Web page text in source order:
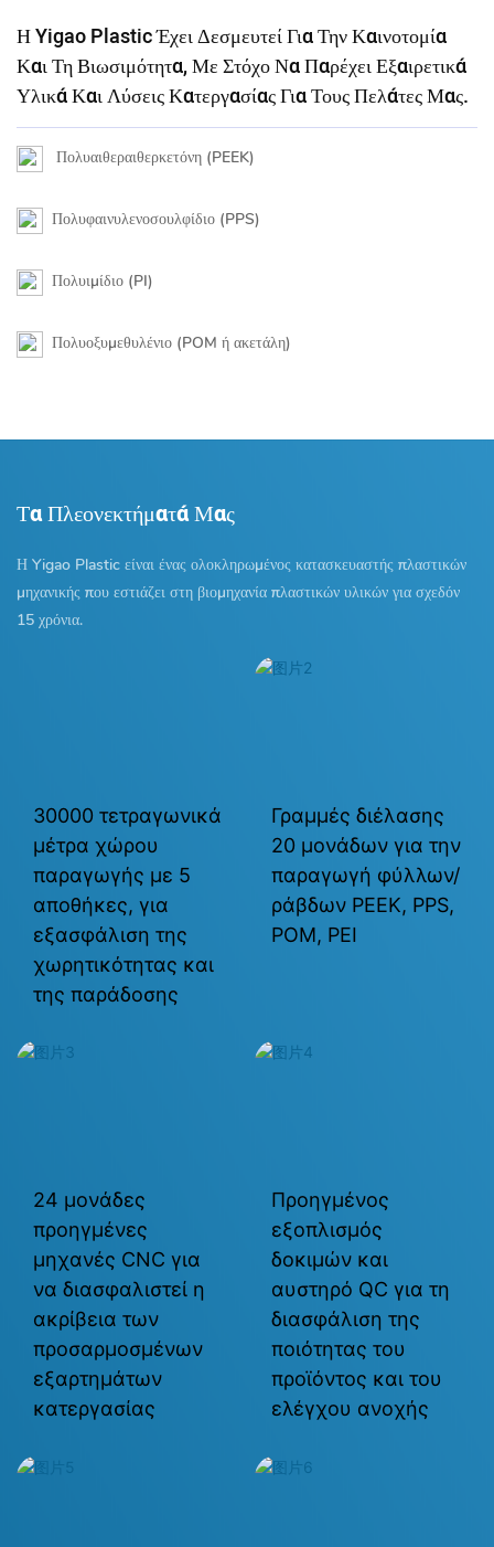
Η Yigao Plastic Έχει Δεσμευτεί Για Την Καινοτομία
Και Τη Βιωσιμότητα, Με Στόχο Να Παρέχει Εξαιρετικά
Υλικά Και Λύσεις Κατεργασίας Για Τους Πελάτες Μας.
Πολυαιθεραιθερκετόνη (PEEK)
Πολυφαινυλενοσουλφίδιο (PPS)
Πολυιμίδιο (PI)
Πολυοξυμεθυλένιο (POM ή ακετάλη)
Τα Πλεονεκτήματά Μας
Η Yigao Plastic είναι ένας ολοκληρωμένος κατασκευαστής πλαστικών
μηχανικής που εστιάζει στη βιομηχανία πλαστικών υλικών για σχεδόν
15 χρόνια.
30000 τετραγωνικά
μέτρα χώρου
παραγωγής με 5
αποθήκες, για
εξασφάλιση της
χωρητικότητας και
της παράδοσης
Γραμμές διέλασης
20 μονάδων για την
παραγωγή φύλλων/
ράβδων PEEK, PPS,
POM, PEI
24 μονάδες
προηγμένες
μηχανές CNC για
να διασφαλιστεί η
ακρίβεια των
προσαρμοσμένων
εξαρτημάτων
κατεργασίας
Προηγμένος
εξοπλισμός
δοκιμών και
αυστηρό QC για τη
διασφάλιση της
ποιότητας του
προϊόντος και του
ελέγχου ανοχής